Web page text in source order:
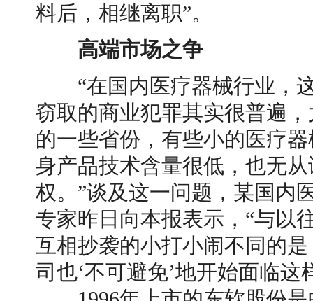
料后，相继离职”。
高端市场之争
“在国内医疗器械行业，
窃取的商业犯罪其实很普遍
的一些省份，有些小的医疗
身产品技术含量很低，也无
权。”谈及这一问题，某国内
专家昨日向本报表示，“与以
互相抄袭的小打小闹不同的
司也‘不可避免’地开始面临这